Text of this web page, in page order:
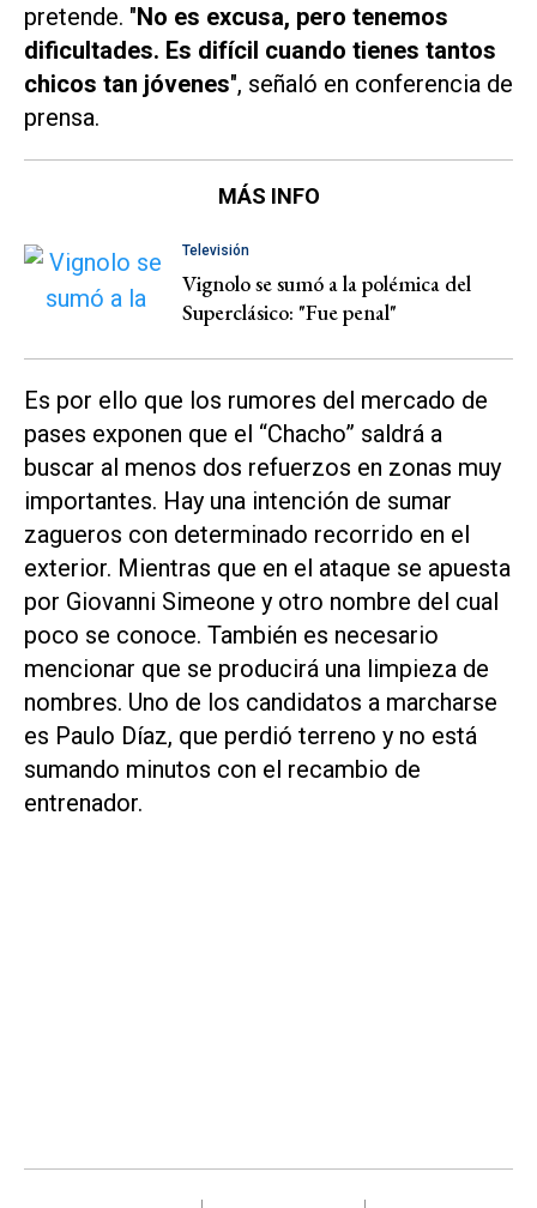
pretende. "No es excusa, pero tenemos
dificultades. Es difícil cuando tienes tantos
chicos tan jóvenes", señaló en conferencia de
prensa.
MÁS INFO
Televisión
Vignolo se sumó a la polémica del
Superclásico: "Fue penal"
Es por ello que los rumores del mercado de
pases exponen que el “Chacho” saldrá a
buscar al menos dos refuerzos en zonas muy
importantes. Hay una intención de sumar
zagueros con determinado recorrido en el
exterior. Mientras que en el ataque se apuesta
por Giovanni Simeone y otro nombre del cual
poco se conoce. También es necesario
mencionar que se producirá una limpieza de
nombres. Uno de los candidatos a marcharse
es Paulo Díaz, que perdió terreno y no está
sumando minutos con el recambio de
entrenador.